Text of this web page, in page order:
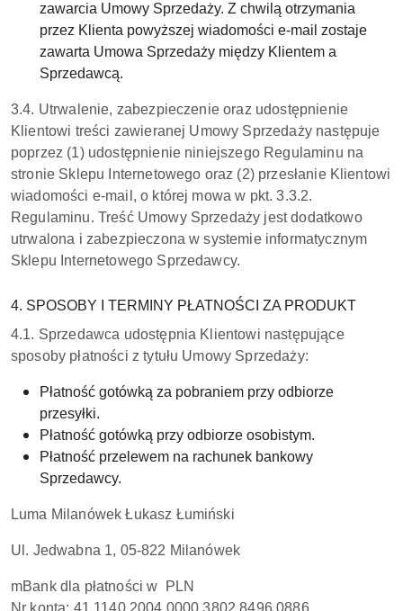
zawarcia Umowy Sprzedaży. Z chwilą otrzymania
przez Klienta powyższej wiadomości e-mail zostaje
zawarta Umowa Sprzedaży między Klientem a
Sprzedawcą.
3.4. Utrwalenie, zabezpieczenie oraz udostępnienie
Klientowi treści zawieranej Umowy Sprzedaży następuje
poprzez (1) udostępnienie niniejszego Regulaminu na
stronie Sklepu Internetowego oraz (2) przesłanie Klientowi
wiadomości e-mail, o której mowa w pkt. 3.3.2.
Regulaminu. Treść Umowy Sprzedaży jest dodatkowo
utrwalona i zabezpieczona w systemie informatycznym
Sklepu Internetowego Sprzedawcy.
4. SPOSOBY I TERMINY PŁATNOŚCI ZA PRODUKT
4.1. Sprzedawca udostępnia Klientowi następujące
sposoby płatności z tytułu Umowy Sprzedaży:
Płatność gotówką za pobraniem przy odbiorze
przesyłki.
Płatność gotówką przy odbiorze osobistym.
Płatność przelewem na rachunek bankowy
Sprzedawcy.
Luma Milanówek Łukasz Łumiński
Ul. Jedwabna 1, 05-822 Milanówek
mBank dla płatności w PLN
Nr konta: 41 1140 2004 0000 3802 8496 0886